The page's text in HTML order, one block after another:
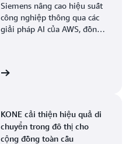
Siemens nâng cao hiệu suất
công nghiệp thông qua các
giải pháp AI của AWS, đồng
KONE cải thiện hiệu quả di
chuyển trong đô thị cho
cộng đồng toàn cầu